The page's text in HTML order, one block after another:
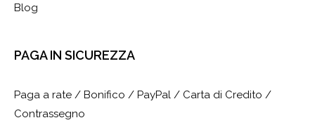
Blog
PAGA IN SICUREZZA
Paga a rate / Bonifico / PayPal / Carta di Credito /
Contrassegno